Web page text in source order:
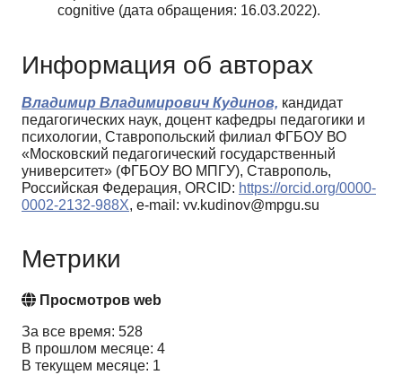
cognitive (дата обращения: 16.03.2022).
Информация об авторах
Владимир Владимирович Кудинов, кандидат
педагогических наук, доцент кафедры педагогики и
психологии, Ставропольский филиал ФГБОУ ВО
«Московский педагогический государственный
университет» (ФГБОУ ВО МПГУ), Ставрополь,
Российская Федерация, ORCID: https://orcid.org/0000-
0002-2132-988X, e-mail: vv.kudinov@mpgu.su
Метрики
Просмотров web
За все время: 528
В прошлом месяце: 4
В текущем месяце: 1